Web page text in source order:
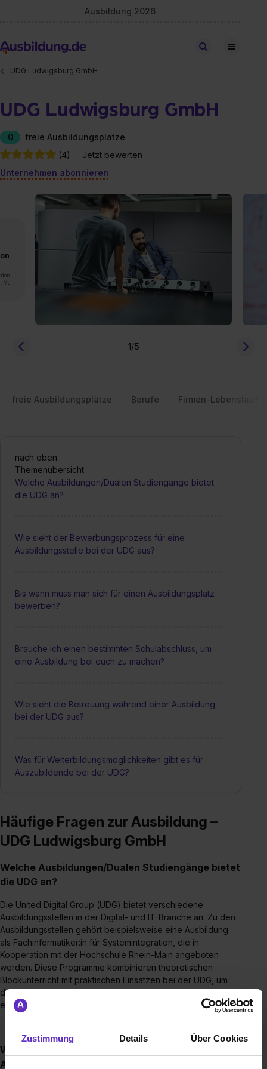
Zustimmung Details Über Cookies
Ausbildung 2026
Stellen finden
UDG Ludwigsburg GmbH
UDG Ludwigsburg GmbH
0
freie Ausbildungsplätze
(4)
Jetzt bewerten
Unternehmen abonnieren
Mehr
1/5
freie Ausbildungsplätze Berufe Firmen-Lebenslauf
nach oben
Themenübersicht
Welche Ausbildungen/Dualen Studiengänge bietet
die UDG an?
Wie sieht der Bewerbungsprozess für eine
Ausbildungsstelle bei der UDG aus?
Bis wann muss man sich für einen Ausbildungsplatz
bewerben?
Brauche ich einen bestimmten Schulabschluss, um
eine Ausbildung bei euch zu machen?
Wie sieht die Betreuung während einer Ausbildung
bei der UDG aus?
Was für Weiterbildungsmöglichkeiten gibt es für
Auszubildende bei der UDG?
Häufige Fragen zur Ausbildung –
UDG Ludwigsburg GmbH
Welche Ausbildungen/Dualen Studiengänge bietet
die UDG an?
Die United Digital Group (UDG) bietet verschiedene
Ausbildungsstellen in der Digital- und IT-Branche an. Zu den
Ausbildungsstellen gehört beispielsweise eine Ausbildung
als Fachinformatiker:in für Systemintegration, die in
Kooperation mit der Hochschule Rhein-Main angeboten
werden. Diese Programme kombinieren theoretischen
Blockunterricht mit praktischen Einsätzen bei der UDG, um
den Auszubildenden wertvolle Berufserfahrung zu
ermöglichen​.
Wie sieht der Bewerbungsprozess für eine
Ausbildungsstelle bei der UDG aus?